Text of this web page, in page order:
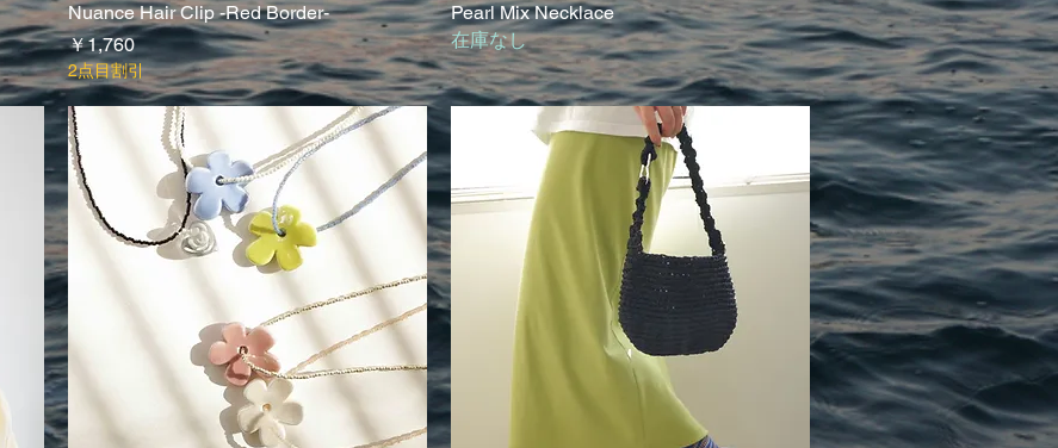
クイックビュー
Nuance Hair Clip -Red Border-
価格
￥1,760
2点目割引
クイックビュー
Pearl Mix Necklace
在庫なし